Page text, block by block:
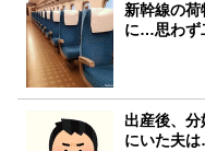
新幹線の
に…思わず
出産後、
にいた夫